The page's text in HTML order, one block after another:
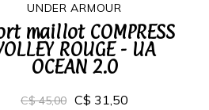
UNDER ARMOUR
maillot COMPRESS
ROUGE - UA
OCEAN 2.0
C$ 45,00 C$ 31,50